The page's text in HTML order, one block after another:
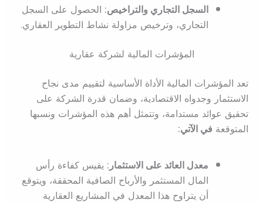
السجل التجاري والتراخيص:الحصول على السجل
التجاري، وترخيص مزاولة نشاط التطوير العقاري.
المؤشرات المالية لشركة عقارية
تعد المؤشرات المالية الأداة الأساسية لتقييم مدى نجاح
الاستثمار وجدواه الاقتصادية، وضمان قدرة الشركة على
تحقيق عوائد مستدامة، وتتمثل أهم هذه المؤشرات ونسبها
المتوقعة في الآتي:
معدل العائد على الاستثمار:يقيس كفاءة رأس
المال المستثمر والأرباح الصافية المحققة، ويتوقع
أن يتراوح هذا المعدل في المشاريع العقارية